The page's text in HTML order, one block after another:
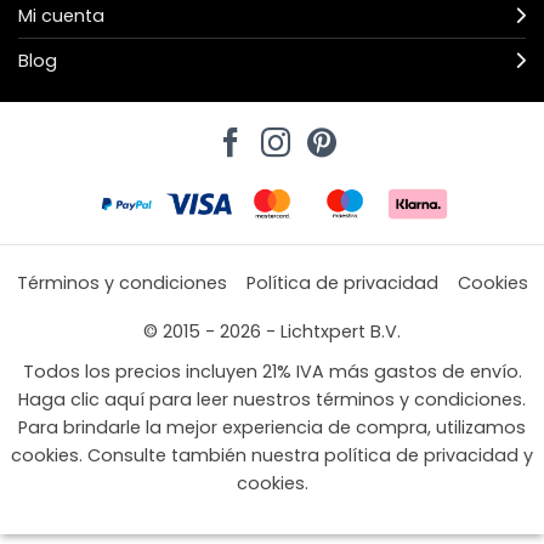
Mi cuenta
Blog
Términos y condiciones Política de privacidad
Cookies
© 2015 - 2026 - Lichtxpert B.V.
Todos los precios incluyen 21% IVA más gastos de envío.
Haga clic aquí para leer nuestros términos y condiciones.
Para brindarle la mejor experiencia de compra, utilizamos
cookies. Consulte también nuestra política de privacidad y
cookies.